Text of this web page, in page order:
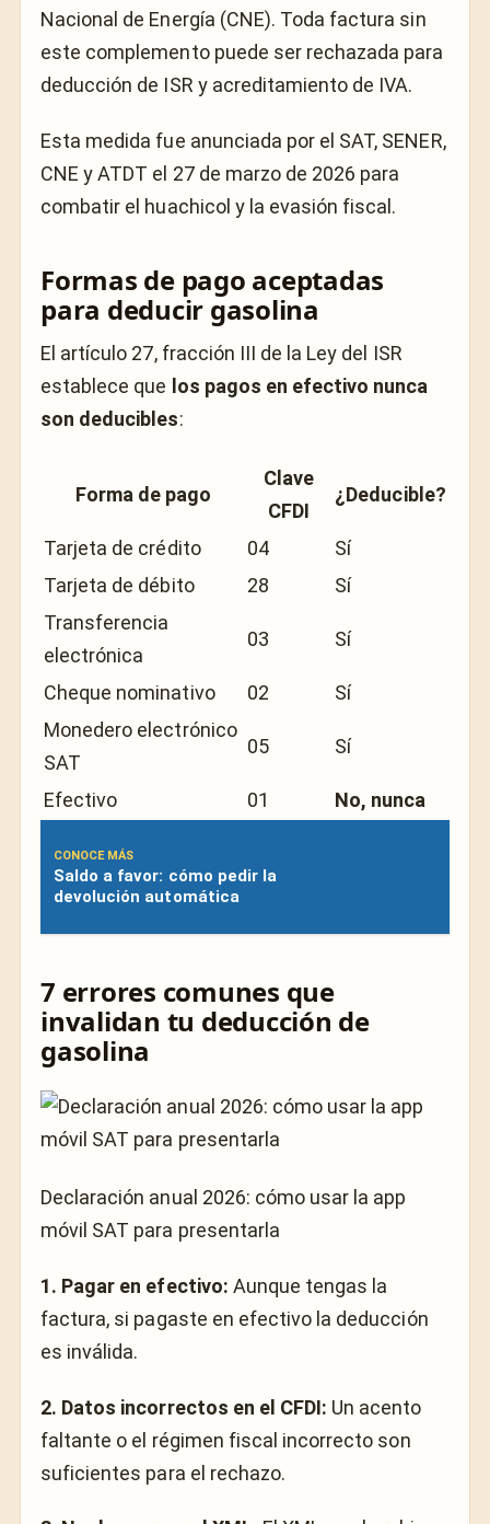
Nacional de Energía (CNE). Toda factura sin
este complemento puede ser rechazada para
deducción de ISR y acreditamiento de IVA.
Esta medida fue anunciada por el SAT, SENER,
CNE y ATDT el 27 de marzo de 2026 para
combatir el huachicol y la evasión fiscal.
Formas de pago aceptadas
para deducir gasolina
El artículo 27, fracción III de la Ley del ISR
establece que los pagos en efectivo nunca
son deducibles:
Forma de pago
Clave
CFDI
¿Deducible?
Tarjeta de crédito 04
Sí
Tarjeta de débito
28
Sí
Transferencia
electrónica
03 Sí
Cheque nominativo 02
Sí
Monedero electrónico
SAT
05 Sí
Efectivo 01 No, nunca
CONOCE MÁS
Saldo a favor: cómo pedir la
devolución automática
7 errores comunes que
invalidan tu deducción de
gasolina
Declaración anual 2026: cómo usar la app
móvil SAT para presentarla
1. Pagar en efectivo: Aunque tengas la
factura, si pagaste en efectivo la deducción
es inválida.
2. Datos incorrectos en el CFDI: Un acento
faltante o el régimen fiscal incorrecto son
suficientes para el rechazo.